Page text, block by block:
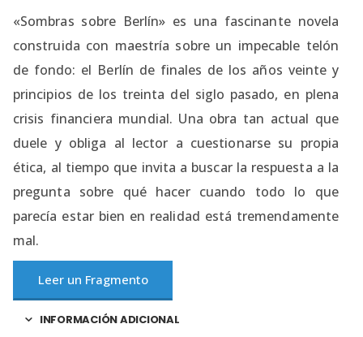
«Sombras sobre Berlín» es una fascinante novela
construida con maestría sobre un impecable telón
de fondo: el Berlín de finales de los años veinte y
principios de los treinta del siglo pasado, en plena
crisis financiera mundial. Una obra tan actual que
duele y obliga al lector a cuestionarse su propia
ética, al tiempo que invita a buscar la respuesta a la
pregunta sobre qué hacer cuando todo lo que
parecía estar bien en realidad está tremendamente
mal.
Leer un Fragmento
INFORMACIÓN ADICIONAL